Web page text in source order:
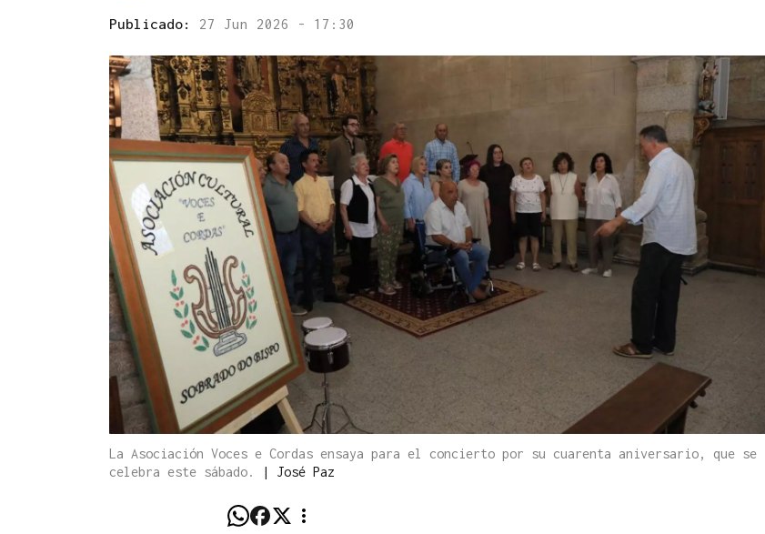
Publicado: 27 Jun 2026 - 17:30
La Asociación Voces e Cordas ensaya para el concierto por su cuarenta aniversario, que se
celebra este sábado.
| José Paz